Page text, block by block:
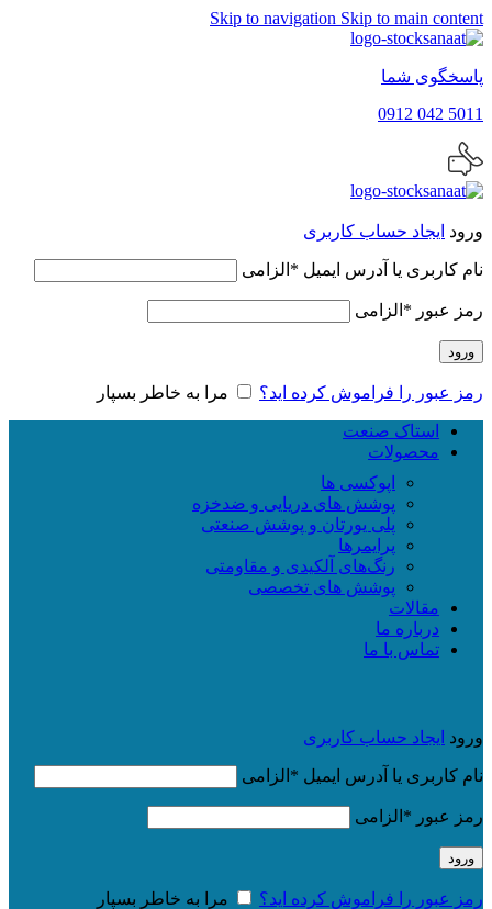
Skip to navigation Skip to main content
پاسخگوی شما
5011 042 0912
ورود ایجاد حساب کاربری
نام کاربری یا آدرس ایمیل * الزامی
رمز عبور * الزامی
ورود
رمز عبور را فراموش کرده اید؟ مرا به خاطر بسپار
استاک صنعت
محصولات
اپوکسی ها
پوشش های دریایی و ضدخزه
پلی یورتان و پوشش صنعتی
پرایمرها
رنگ‌های آلکیدی و مقاومتی
پوشش های تخصصی
مقالات
درباره ما
تماس با ما
ورود ایجاد حساب کاربری
نام کاربری یا آدرس ایمیل * الزامی
رمز عبور * الزامی
ورود
رمز عبور را فراموش کرده اید؟ مرا به خاطر بسپار